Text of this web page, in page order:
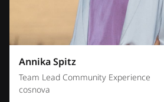
Annika Spitz
Team Lead Community Experience
cosnova